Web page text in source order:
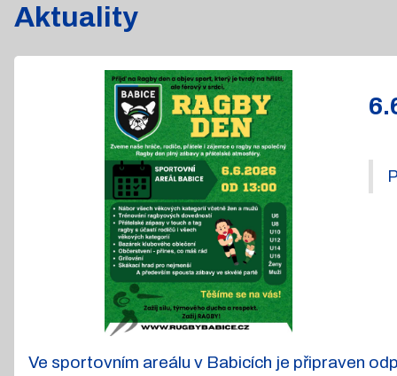
Aktuality
Ve sportovním areálu v Babicích je připraven